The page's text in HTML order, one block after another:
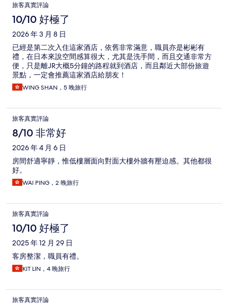
旅客真實評論
10/10 好極了
2026 年 3 月 8 日
已經是第二次入住這家酒店，依舊非常滿意，職員亦是彬彬有
禮，在日本來說空間感算很大，尤其是洗手間，而且交通非常方
便，只是離JR大概5分鐘的路程就到酒店，而且鄰近大部份旅遊
景點，一定會推薦這家酒店給朋友！
WING SHAN，5 晚旅行
旅客真實評論
8/10 非常好
2026 年 4 月 6 日
房間舒適寧靜，惟低樓層面向對面大樓外牆有壓迫感。其他都很
好。
WAI PING，2 晚旅行
旅客真實評論
10/10 好極了
2025 年 12 月 29 日
客房整潔，職員有禮。
KIT LIN，4 晚旅行
旅客真實評論